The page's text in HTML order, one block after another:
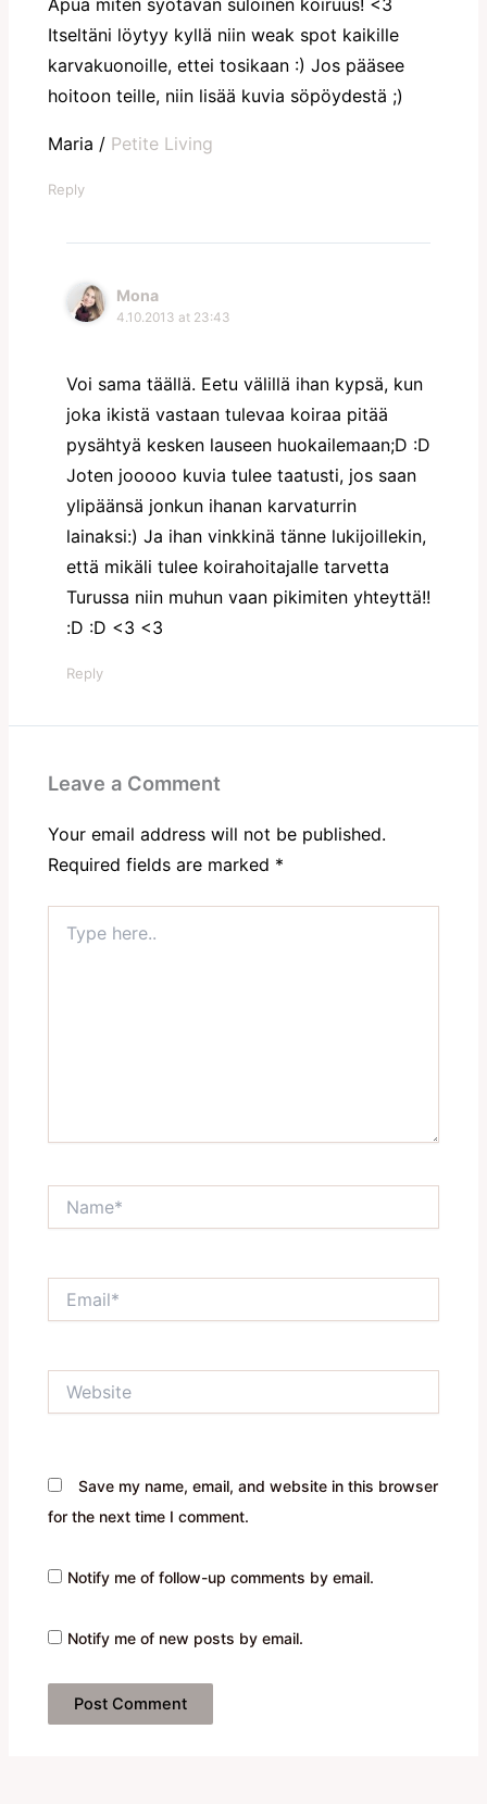
Apua miten syötävän suloinen koiruus! <3
Itseltäni löytyy kyllä niin weak spot kaikille
karvakuonoille, ettei tosikaan :) Jos pääsee
hoitoon teille, niin lisää kuvia söpöydestä ;)
Maria / Petite Living
Reply
Mona
4.10.2013 at 23:43
Voi sama täällä. Eetu välillä ihan kypsä, kun
joka ikistä vastaan tulevaa koiraa pitää
pysähtyä kesken lauseen huokailemaan;D :D
Joten jooooo kuvia tulee taatusti, jos saan
ylipäänsä jonkun ihanan karvaturrin
lainaksi:) Ja ihan vinkkinä tänne lukijoillekin,
että mikäli tulee koirahoitajalle tarvetta
Turussa niin muhun vaan pikimiten yhteyttä!!
:D :D <3 <3
Reply
Leave a Comment
Your email address will not be published.
Required fields are marked *
here..
Save my name, email, and website in this browser
for the next time I comment.
Notify me of follow-up comments by email.
Notify me of new posts by email.